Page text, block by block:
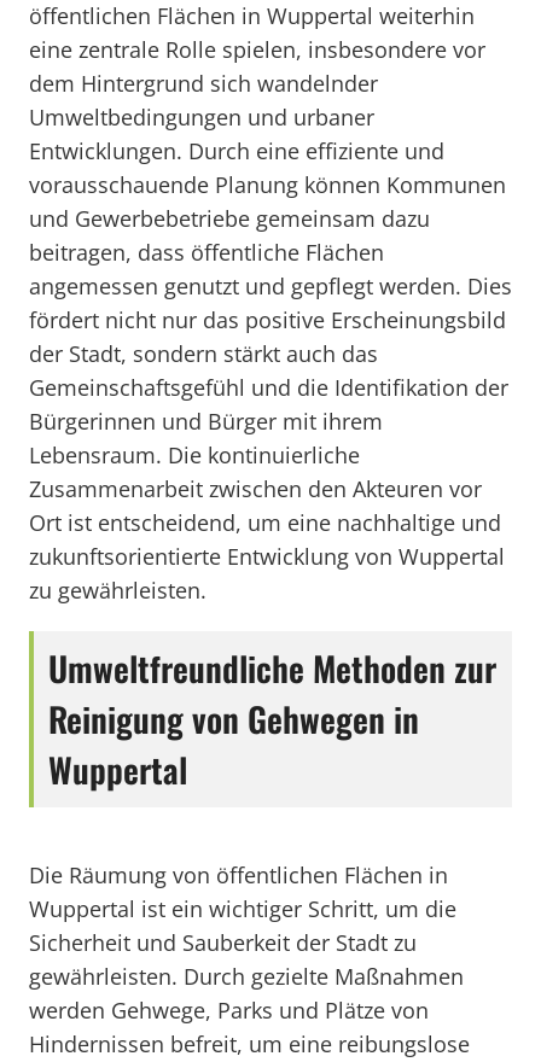
öffentlichen Flächen in Wuppertal weiterhin
eine zentrale Rolle spielen, insbesondere vor
dem Hintergrund sich wandelnder
Umweltbedingungen und urbaner
Entwicklungen. Durch eine effiziente und
vorausschauende Planung können Kommunen
und Gewerbebetriebe gemeinsam dazu
beitragen, dass öffentliche Flächen
angemessen genutzt und gepflegt werden. Dies
fördert nicht nur das positive Erscheinungsbild
der Stadt, sondern stärkt auch das
Gemeinschaftsgefühl und die Identifikation der
Bürgerinnen und Bürger mit ihrem
Lebensraum. Die kontinuierliche
Zusammenarbeit zwischen den Akteuren vor
Ort ist entscheidend, um eine nachhaltige und
zukunftsorientierte Entwicklung von Wuppertal
zu gewährleisten.
Umweltfreundliche Methoden zur
Reinigung von Gehwegen in
Wuppertal
Die Räumung von öffentlichen Flächen in
Wuppertal ist ein wichtiger Schritt, um die
Sicherheit und Sauberkeit der Stadt zu
gewährleisten. Durch gezielte Maßnahmen
werden Gehwege, Parks und Plätze von
Hindernissen befreit, um eine reibungslose